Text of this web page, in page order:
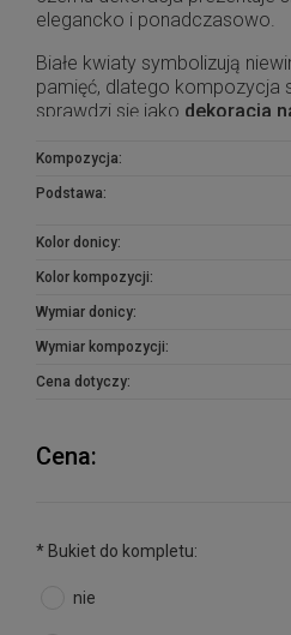
elegancko i ponadczasowo.
Białe kwiaty symbolizują
pamięć, dlatego kompozycja
sprawdzi się jako dekoracja
sprawiają, że aranżacja jest
ale jednocześnie stonowana i
podstawie imitującej
wygląd osłonki pięknie
Dzięki zastosowaniu
dekoracja zachowuje ładny
czas i nie wymaga pielęgnacji.
nagrobku, przy pomniku, w
wykorzystać jako delikatną
Kompozycja:
Podstawa:
Kolor donicy:
Kolor kompozycji:
Wymiar donicy:
Wymiar kompozycji:
Cena dotyczy:
Cena:
* Bukiet do kompletu:
nie